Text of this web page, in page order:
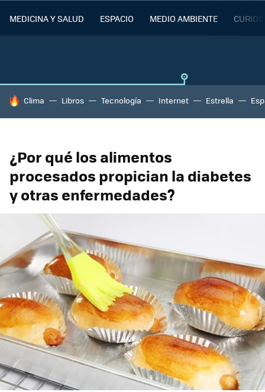
MEDICINA Y SALUD ESPACIO MEDIO AMBIENTE
HOY SE HABLA DE
Clima Libros Tecnología Internet Estrella
¿Por qué los alimentos
procesados propician la diabetes
y otras enfermedades?